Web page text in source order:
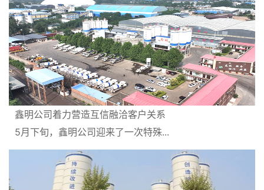
鑫明公司着力营造互信融洽客户关系
5月下旬，鑫明公司迎来了一次特殊...